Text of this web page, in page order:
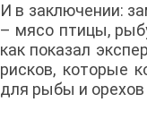
И в заключении:
– мясо птицы,
как показал
рисков, которые
для рыбы и орехов